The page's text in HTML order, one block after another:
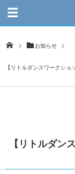
お知らせ
【リトルダンスワークシ
【リトルダン